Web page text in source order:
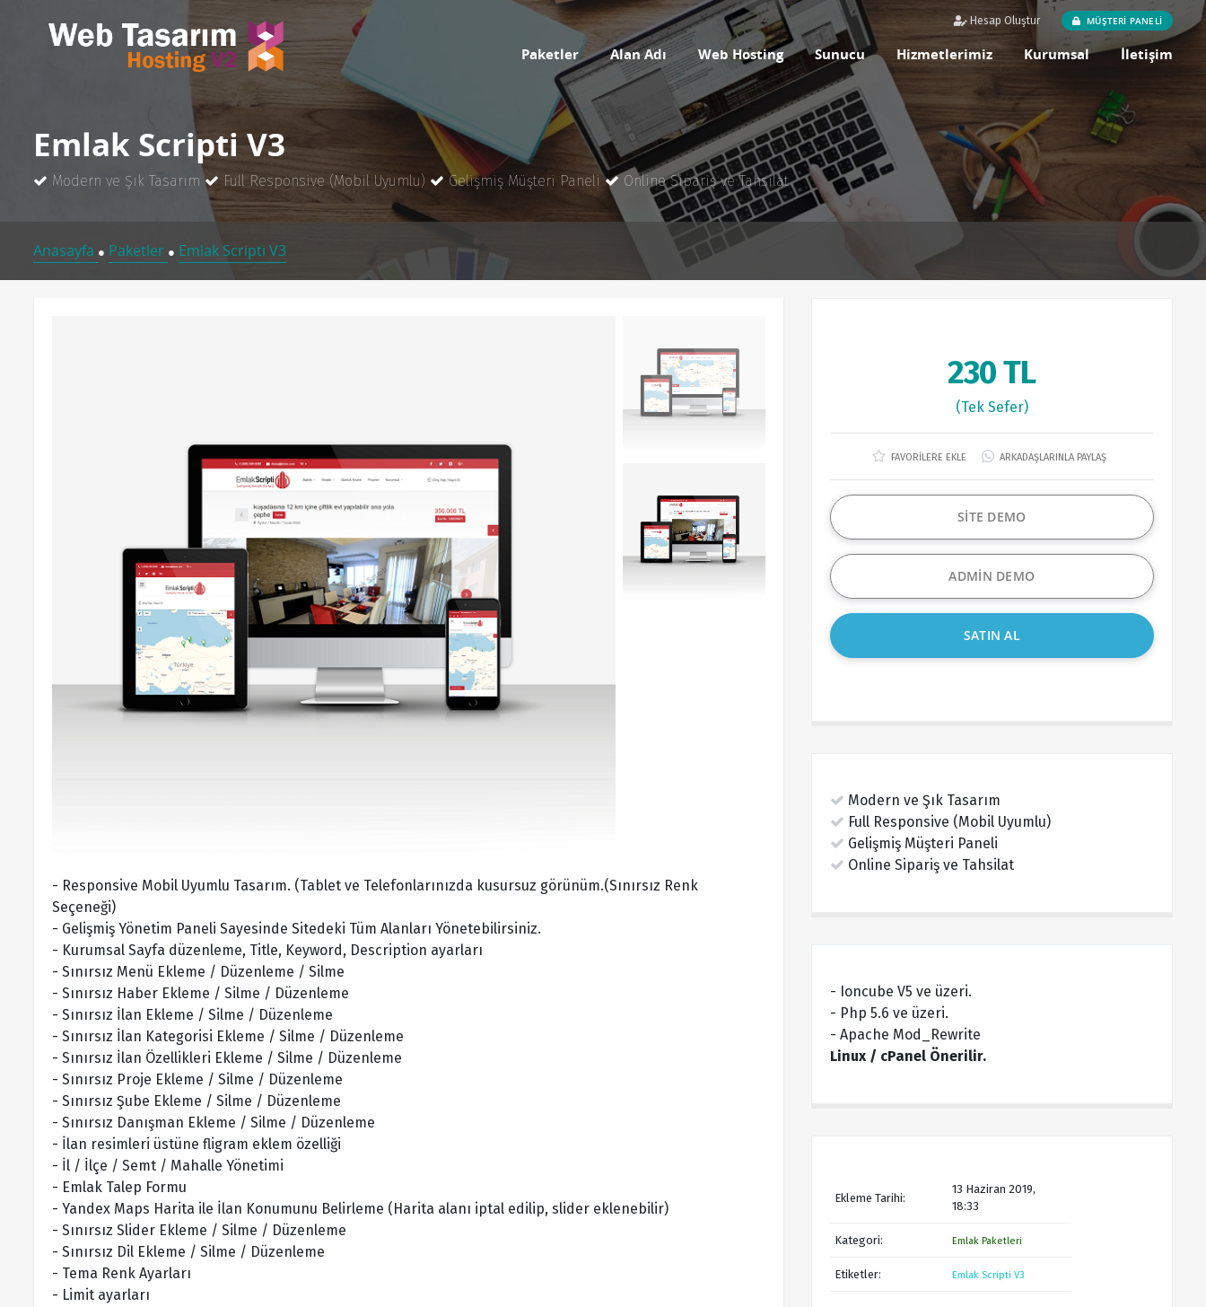
Hesap Oluştur MÜŞTERİ PANELİ
Paketler Alan Adı Web Hosting Sunucu Hizmetlerimiz Kurumsal İletişim
Emlak Scripti V3
Modern ve Şık Tasarım Full Responsive (Mobil Uyumlu) Gelişmiş Müşteri Paneli Online Sipariş ve Tahsilat
Anasayfa ● Paketler ● Emlak Scripti V3
- Responsive Mobil Uyumlu Tasarım. (Tablet ve Telefonlarınızda kusursuz görünüm.(Sınırsız Renk
Seçeneği)
- Gelişmiş Yönetim Paneli Sayesinde Sitedeki Tüm Alanları Yönetebilirsiniz.
- Kurumsal Sayfa düzenleme, Title, Keyword, Description ayarları
- Sınırsız Menü Ekleme / Düzenleme / Silme
- Sınırsız Haber Ekleme / Silme / Düzenleme
- Sınırsız İlan Ekleme / Silme / Düzenleme
- Sınırsız İlan Kategorisi Ekleme / Silme / Düzenleme
- Sınırsız İlan Özellikleri Ekleme / Silme / Düzenleme
- Sınırsız Proje Ekleme / Silme / Düzenleme
- Sınırsız Şube Ekleme / Silme / Düzenleme
- Sınırsız Danışman Ekleme / Silme / Düzenleme
- İlan resimleri üstüne fligram eklem özelliği
- İl / İlçe / Semt / Mahalle Yönetimi
- Emlak Talep Formu
- Yandex Maps Harita ile İlan Konumunu Belirleme (Harita alanı iptal edilip, slider eklenebilir)
- Sınırsız Slider Ekleme / Silme / Düzenleme
- Sınırsız Dil Ekleme / Silme / Düzenleme
- Tema Renk Ayarları
- Limit ayarları
230 TL
(Tek Sefer)
FAVORİLERE EKLE ARKADAŞLARINLA PAYLAŞ
SİTE DEMO
ADMİN DEMO
SATIN AL
Modern ve Şık Tasarım
Full Responsive (Mobil Uyumlu)
Gelişmiş Müşteri Paneli
Online Sipariş ve Tahsilat
- Ioncube V5 ve üzeri.
- Php 5.6 ve üzeri.
- Apache Mod_Rewrite
Linux / cPanel Önerilir.
Ekleme Tarihi:
13 Haziran 2019,
18:33
Kategori: Emlak Paketleri
Etiketler: Emlak Scripti V3